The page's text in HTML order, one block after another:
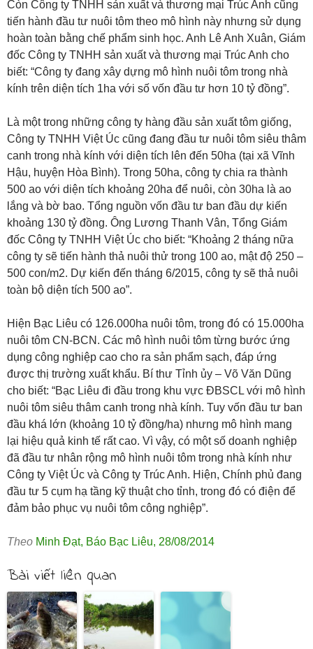
Còn Công ty TNHH sản xuất và thương mại Trúc Anh cũng
tiến hành đầu tư nuôi tôm theo mô hình này nhưng sử dụng
hoàn toàn bằng chế phẩm sinh học. Anh Lê Anh Xuân, Giám
đốc Công ty TNHH sản xuất và thương mại Trúc Anh cho
biết: “Công ty đang xây dựng mô hình nuôi tôm trong nhà
kính trên diện tích 1ha với số vốn đầu tư hơn 10 tỷ đồng”.
Là một trong những công ty hàng đầu sản xuất tôm giống,
Công ty TNHH Việt Úc cũng đang đầu tư nuôi tôm siêu thâm
canh trong nhà kính với diện tích lên đến 50ha (tại xã Vĩnh
Hậu, huyện Hòa Bình). Trong 50ha, công ty chia ra thành
500 ao với diện tích khoảng 20ha để nuôi, còn 30ha là ao
lắng và bờ bao. Tổng nguồn vốn đầu tư ban đầu dự kiến
khoảng 130 tỷ đồng. Ông Lương Thanh Vân, Tổng Giám
đốc Công ty TNHH Việt Úc cho biết: “Khoảng 2 tháng nữa
công ty sẽ tiến hành thả nuôi thử trong 100 ao, mật độ 250 –
500 con/m2. Dự kiến đến tháng 6/2015, công ty sẽ thả nuôi
toàn bộ diện tích 500 ao”.
Hiện Bạc Liêu có 126.000ha nuôi tôm, trong đó có 15.000ha
nuôi tôm CN-BCN. Các mô hình nuôi tôm từng bước ứng
dụng công nghiệp cao cho ra sản phẩm sạch, đáp ứng
được thị trường xuất khẩu. Bí thư Tỉnh ủy – Võ Văn Dũng
cho biết: “Bạc Liêu đi đầu trong khu vực ĐBSCL với mô hình
nuôi tôm siêu thâm canh trong nhà kính. Tuy vốn đầu tư ban
đầu khá lớn (khoảng 10 tỷ đồng/ha) nhưng mô hình mang
lại hiệu quả kinh tế rất cao. Vì vậy, có một số doanh nghiệp
đã đầu tư nhân rộng mô hình nuôi tôm trong nhà kính như
Công ty Việt Úc và Công ty Trúc Anh. Hiện, Chính phủ đang
đầu tư 5 cụm hạ tầng kỹ thuật cho tỉnh, trong đó có điện để
đảm bảo phục vụ nuôi tôm công nghiệp”.
Theo Minh Đạt, Báo Bạc Liêu, 28/08/2014
Bài viết liên quan